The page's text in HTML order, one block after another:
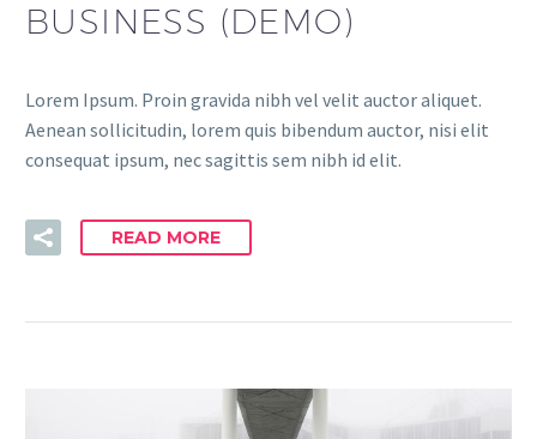
BUSINESS (DEMO)
Lorem Ipsum. Proin gravida nibh vel velit auctor aliquet.
Aenean sollicitudin, lorem quis bibendum auctor, nisi elit
consequat ipsum, nec sagittis sem nibh id elit.
READ MORE